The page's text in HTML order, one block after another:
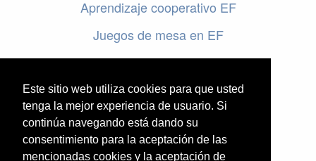
Este sitio web utiliza cookies para que usted
tenga la mejor experiencia de usuario. Si
continúa navegando está dando su
consentimiento para la aceptación de las
mencionadas cookies y la aceptación de
Aprendizaje cooperativo EF
Juegos de mesa en EF
Programar en EF
Cursos online de educación física
Artículos destacados